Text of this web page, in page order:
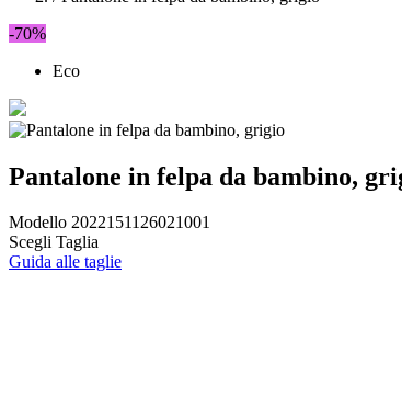
-70%
Eco
Pantalone in felpa da bambino,
Modello 2022151126021001
Scegli Taglia
Guida alle taglie